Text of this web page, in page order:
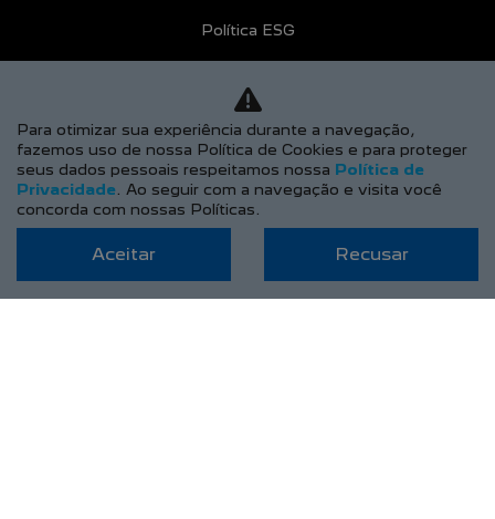
Política ESG
COMPARATIVO
BLOG
AGENDE UM TEST DRIVE
Para otimizar sua experiência durante a navegação,
fazemos uso de nossa Política de Cookies e para proteger
seus dados pessoais respeitamos nossa Política de
Privacidade . Ao seguir com a navegação e visita você
concorda com nossas Políticas.
Aceitar Recusar